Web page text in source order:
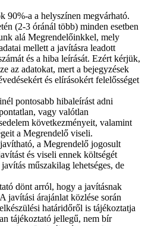
90%-a a helyszínen megvárható.
(2-3 óránál több) minden esetben
alá Megrendelőinkkel, mely
mellett a javításra leadott
és a hiba leírását. Ezért kérjük,
az adatokat, mert a bejegyzések
és elírásokért felelősséget
pontosabb hibaleírást adni
vagy valótlan
következményeit, valamint
a Megrendelő viseli.
a Megrendelő jogosult
és viseli ennek költségét
műszakilag lehetséges, de
dönt arról, hogy a javításnak
javítási árajánlat közlése során
határidőről is tájékoztatja
tájékoztató jellegű, nem bír